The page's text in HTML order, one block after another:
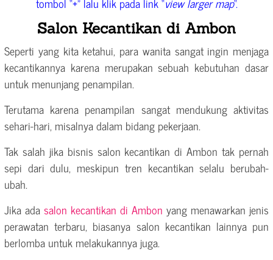
Salon Kecantikan di Ambon
Seperti yang kita ketahui, para wanita sangat ingin menjaga
kecantikannya karena merupakan sebuah kebutuhan dasar
untuk menunjang penampilan.
Terutama karena penampilan sangat mendukung aktivitas
sehari-hari, misalnya dalam bidang pekerjaan.
Tak salah jika bisnis salon kecantikan di Ambon tak pernah
sepi dari dulu, meskipun tren kecantikan selalu berubah-
ubah.
Jika ada salon kecantikan di Ambon yang menawarkan jenis
perawatan terbaru, biasanya salon kecantikan lainnya pun
berlomba untuk melakukannya juga.